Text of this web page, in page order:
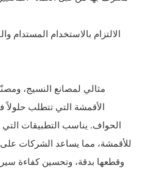
مثالي لمصانع النسيج،
الأقمشة التي تتطلب حلولاً
الحواف. يناسب التطبيقات
للأقمشة، مما يساعد الشركات
وقطعها بدقة، وتحسين كفاءة